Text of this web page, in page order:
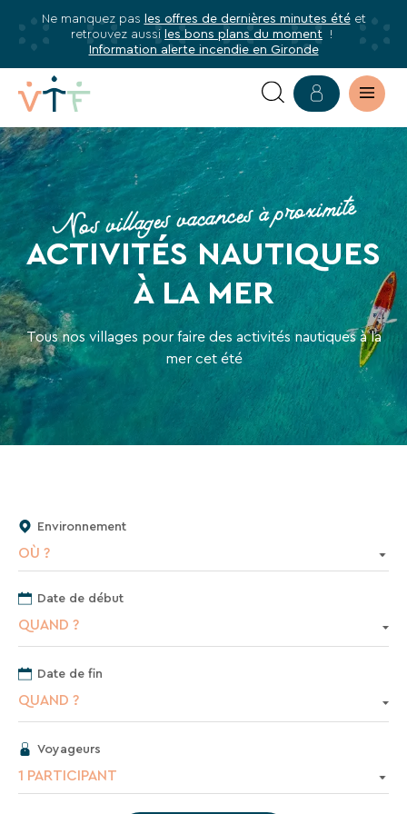
Ne manquez pas les offres de dernières minutes étéet
retrouvez aussiles bons plans du moment !
Information alerte incendie en Gironde
VACANCES
ACTIVITÉS
NAUTIQUES
À
LA
MER
Nos villages vacances à proximité
ACTIVITÉS NAUTIQUES
À LA MER
Tous nos villages pour faire des activités nautiques à la
mer cet été
Environnement
OÙ ?
Date de début
QUAND ?
Date de fin
QUAND ?
Voyageurs
1 PARTICIPANT
Abonnez-
vous
notre
newsletter
Abonnez-
vous
pour
être
informé·e
de
tous
les
avantages
VTF,
des
et
des
bons
plans
pour
vos
vacances
!
Il
suffit
d’un
clic